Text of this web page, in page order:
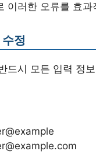
이러한 오류를 효
정
드시 모든 입력 정